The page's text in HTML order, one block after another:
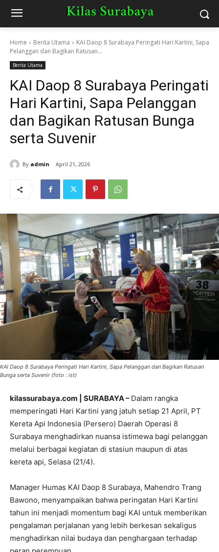
Home Berita Utama
KAI Daop 8 Surabaya Peringati Hari Kartini, Sapa
Pelanggan dan Bagikan Ratusan...
Berita Utama
KAI Daop 8 Surabaya Peringati
Hari Kartini, Sapa Pelanggan
dan Bagikan Ratusan Bunga
serta Suvenir
By admin April 21, 2026
KAI Daop 8 Surabaya Peringati Hari Kartini, Sapa Pelanggan dan Bagikan Ratusan
Bunga serta Suvenir (foto : ist)
kilassurabaya.com | SURABAYA – Dalam rangka
memperingati Hari Kartini yang jatuh setiap 21 April, PT
Kereta Api Indonesia (Persero) Daerah Operasi 8
Surabaya menghadirkan nuansa istimewa bagi pelanggan
melalui berbagai kegiatan di stasiun maupun di atas
kereta api, Selasa (21/4).
Manager Humas KAI Daop 8 Surabaya, Mahendro Trang
Bawono, menyampaikan bahwa peringatan Hari Kartini
tahun ini menjadi momentum bagi KAI untuk memberikan
pengalaman perjalanan yang lebih berkesan sekaligus
menghadirkan nilai budaya dan penghargaan terhadap